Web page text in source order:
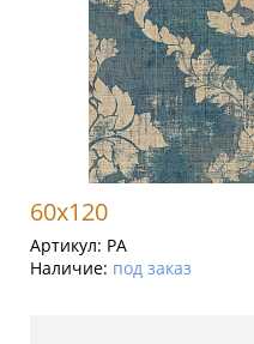
60x120
Артикул: PA
Наличие: под заказ